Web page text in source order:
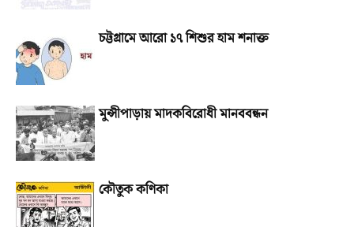
চট্টগ্রামে আরো ১৭ শিশুর হাম শনাক্ত
মুন্সীপাড়ায় মাদকবিরোধী মানববন্ধন
কৌতুক কণিকা